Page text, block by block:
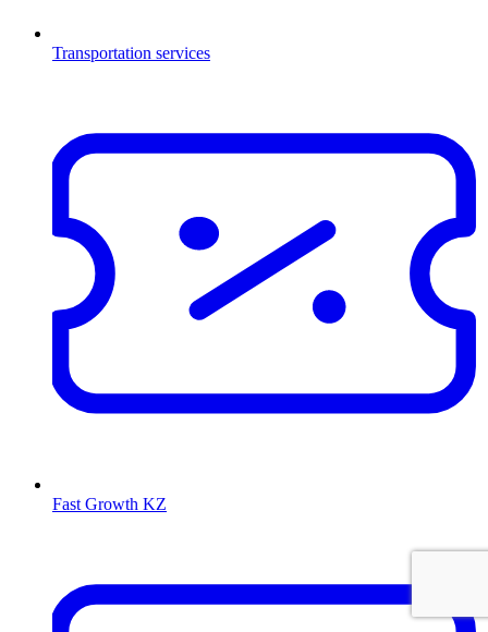
Transportation services
Fast Growth KZ